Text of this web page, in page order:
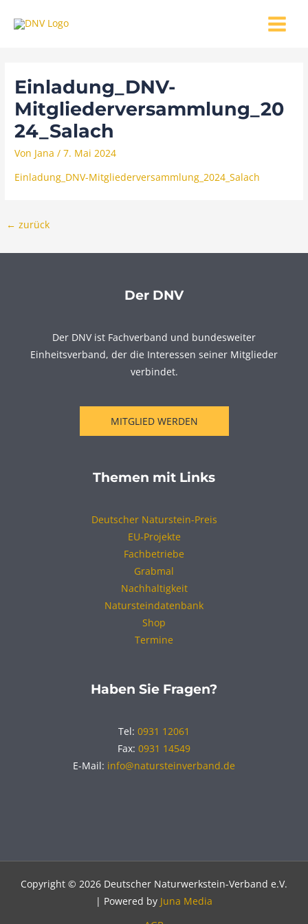
Inhalt
MENU
Einladung_DNV-
Mitgliederversammlung_20
24_Salach
Von Jana/7. Mai 2024
Einladung_DNV-Mitgliederversammlung_2024_Salach
← zurück
Der DNV
Der DNV ist Fachverband und bundesweiter
Einheitsverband, der die Interessen seiner Mitglieder
verbindet.
MITGLIED WERDEN
Themen mit Links
Deutscher Naturstein-Preis
EU-Projekte
Fachbetriebe
Grabmal
Nachhaltigkeit
Natursteindatenbank
Shop
Termine
Haben Sie Fragen?
Tel: 0931 12061
Fax: 0931 14549
E-Mail: info@natursteinverband.de
Copyright © 2026 Deutscher Naturwerkstein-Verband e.V.
| Powered by Juna Media